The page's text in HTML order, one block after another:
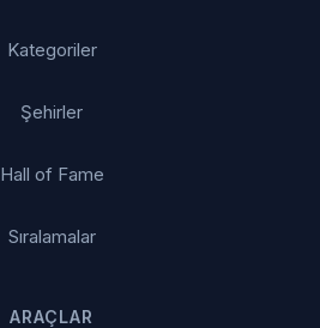
Kategoriler
Şehirler
Hall of Fame
Sıralamalar
ARAÇLAR